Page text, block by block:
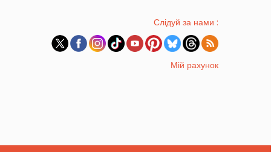
Слідуй за нами :
Мій рахунок